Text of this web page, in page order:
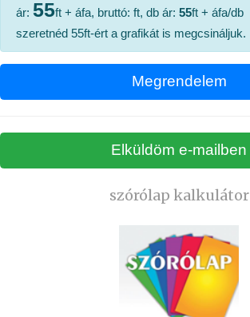
ár: 55ft + áfa, bruttó: ft, db ár: 55ft + áfa/db
szeretnéd 55ft-ért a grafikát is megcsináljuk.
szórólap kalkulátor